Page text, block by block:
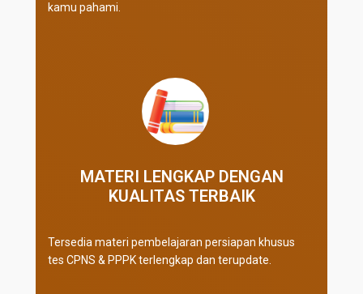
kamu pahami.
MATERI LENGKAP DENGAN
KUALITAS TERBAIK​
Tersedia materi pembelajaran persiapan khusus
tes CPNS & PPPK terlengkap dan terupdate.